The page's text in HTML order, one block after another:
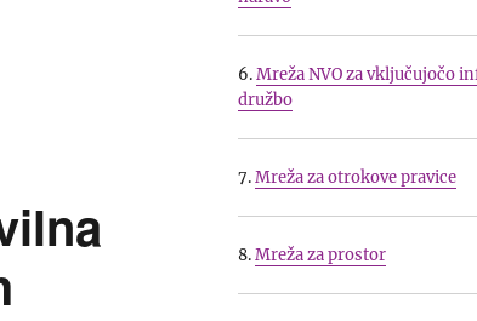
pri izvajanju in uporabi Akta o digitalnih
6.Mreža NVO za vključujočo
družbo
7.Mreža za otrokove pravice
8.Mreža za prostor